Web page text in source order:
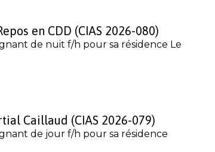
en CDD (CIAS 2026-080)
de nuit f/h pour sa résidence Le
Caillaud (CIAS 2026-079)
de jour f/h pour sa résidence